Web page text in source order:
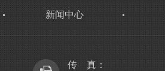
新闻中心
传 真：